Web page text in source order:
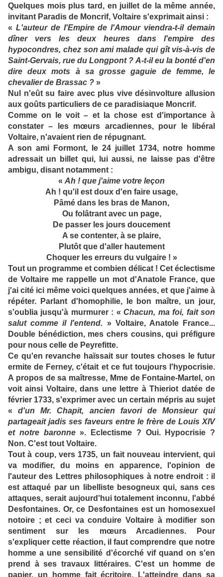
Quelques mois plus tard, en juillet de la même année,
invitant Paradis de Moncrif, Voltaire s'exprimait ainsi :
« L'auteur de l'Empire de l'Amour viendra-t-il demain
dîner vers les deux heures dans l'empire des
hypocondres, chez son ami malade qui gît vis-à-vis de
Saint-Gervais, rue du Longpont ? A-t-il eu la bonté d'en
dire deux mots à sa grosse gaguie de femme, le
chevalier de Brassac ? »
Nul n'eût su faire avec plus vive désinvolture allusion
aux goûts particuliers de ce paradisiaque Moncrif.
Comme on le voit – et la chose est d'importance à
constater – les mœurs arcadiennes, pour le libéral
Voltaire, n'avaient rien de répugnant.
A son ami Formont, le 24 juillet 1734, notre homme
adressait un billet qui, lui aussi, ne laisse pas d'être
ambigu, disant notamment :
« Ah ! que j'aime votre leçon
Ah ! qu'il est doux d'en faire usage,
Pâmé dans les bras de Manon,
Ou folâtrant avec un page,
De passer les jours doucement
A se contenter, à se plaire,
Plutôt que d'aller hautement
Choquer les erreurs du vulgaire ! »
Tout un programme et combien délicat ! Cet éclectisme
de Voltaire me rappelle un mot d'Anatole France, que
j'ai cité ici même voici quelques années, et que j'aime à
répéter. Parlant d'homophilie, le bon maître, un jour,
s'oublia jusqu'à murmurer : «Chacun, ma foi, fait son
salut comme il l'entend. » Voltaire, Anatole France...
Double bénédiction, mes chers cousins, qui préfigure
pour nous celle de Peyrefitte.
Ce qu'en revanche haïssait sur toutes choses le futur
ermite de Ferney, c'était et ce fut toujours l'hypocrisie.
A propos de sa maîtresse, Mme de Fontaine-Martel, on
voit ainsi Voltaire, dans une lettre à Thieriot datée de
février 1733, s'exprimer avec un certain mépris au sujet
«d'un Mr. Chapit, ancien favori de Monsieur qui
partageait jadis ses faveurs entre le frère de Louis XIV
et notre baronne». Eclectisme ? Oui. Hypocrisie ?
Non. C'est tout Voltaire.
Tout à coup, vers 1735, un fait nouveau intervient, qui
va modifier, du moins en apparence, l'opinion de
l'auteur des Lettres philosophiques à notre endroit : il
est attaqué par un libelliste besogneux qui, sans ces
attaques, serait aujourd'hui totalement inconnu, l'abbé
Desfontaines. Or, ce Desfontaines est un homosexuel
notoire ; et ceci va conduire Voltaire à modifier son
sentiment sur les mœurs Arcadiennes. Pour
s'expliquer cette réaction, il faut comprendre que notre
homme a une sensibilité d'écorché vif quand on s'en
prend à ses travaux littéraires. C'est un homme de
papier, un homme fait écritoire. L'atteindre dans sa